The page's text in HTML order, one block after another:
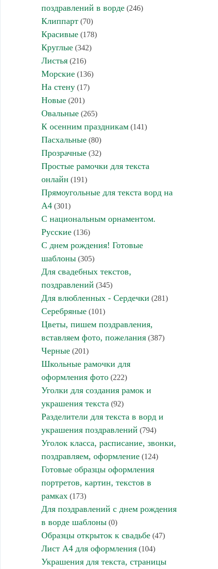
поздравлений в ворде(246)
Клиппарт(70)
Красивые(178)
Круглые(342)
Листья(216)
Морские(136)
На стену(17)
Новые(201)
Овальные(265)
К осенним праздникам(141)
Пасхальные(80)
Прозрачные(32)
Простые рамочки для текста
онлайн (191)
Прямоугольные для текста ворд на
А4(301)
С национальным орнаментом.
Русские(136)
С днем рождения! Готовые
шаблоны(305)
Для свадебных текстов,
поздравлений (345)
Для влюбленных - Сердечки (281)
Серебряные(101)
Цветы, пишем поздравления,
вставляем фото, пожелания(387)
Черные(201)
Школьные рамочки для
оформления фото(222)
Уголки для создания рамок и
украшения текста (92)
Разделители для текста в ворд и
украшения поздравлений (794)
Уголок класса, расписание, звонки,
поздравляем, оформление(124)
Готовые образцы оформления
портретов, картин, текстов в
рамках(173)
Для поздравлений с днем рождения
в ворде шаблоны(0)
Образцы открыток к свадьбе(47)
Лист А4 для оформления(104)
Украшения для текста, страницы